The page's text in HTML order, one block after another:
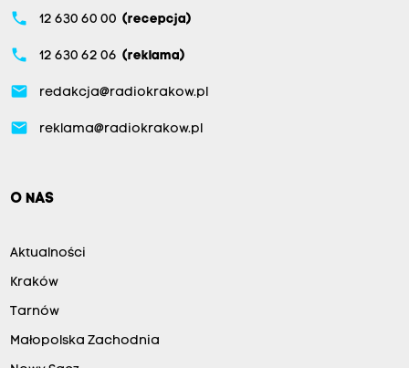
phone 12 630 60 00 (recepcja)
phone 12 630 62 06 (reklama)
email redakcja@radiokrakow.pl
email reklama@radiokrakow.pl
O NAS
Aktualności
Kraków
Tarnów
Małopolska Zachodnia